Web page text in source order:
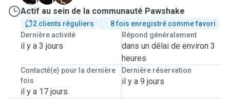
Actif au sein de la communauté Pawshake
2 clients réguliers
8 fois enregistré comme favori
Dernière activité
il y a 3 jours
Répond généralement
dans un délai de environ 3
heures
Contacté(e) pour la dernière
fois
il y a 17 jours
Dernière réservation
il y a 9 jours